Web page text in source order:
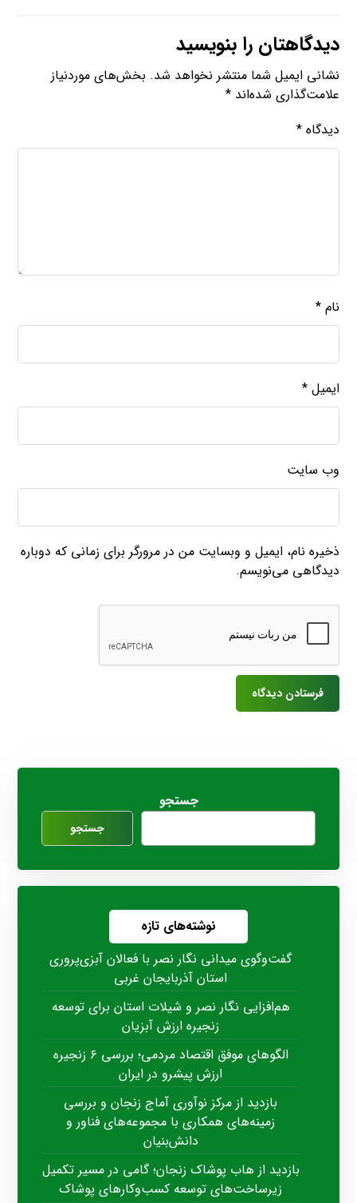
دیدگاهتان را بنویسید
نشانی ایمیل شما منتشر نخواهد شد. بخش‌های موردنیاز
علامت‌گذاری شده‌اند*
دیدگاه*
نام*
ایمیل*
وب‌ سایت
ذخیره نام، ایمیل و وبسایت من در مرورگر برای زمانی که دوباره
دیدگاهی می‌نویسم.
جستجو
جستجو
نوشته‌های تازه
گفت‌وگوی میدانی نگار نصر با فعالان آبزی‌پروری
استان آذربایجان غربی
هم‌افزایی نگار نصر و شیلات استان برای توسعه
زنجیره ارزش آبزیان
الگوهای موفق اقتصاد مردمی؛ بررسی ۶ زنجیره
ارزش پیشرو در ایران
بازدید از مرکز نوآوری آماج زنجان و بررسی
زمینه‌های همکاری با مجموعه‌های فناور و
دانش‌بنیان
بازدید از هاب پوشاک زنجان؛ گامی در مسیر تکمیل
زیرساخت‌های توسعه کسب‌وکارهای پوشاک